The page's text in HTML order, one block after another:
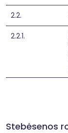
2.2.
2.2.1.
Stebėsenos